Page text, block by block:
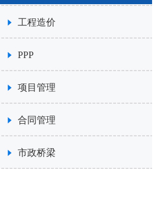
工程造价
PPP
项目管理
合同管理
市政桥梁